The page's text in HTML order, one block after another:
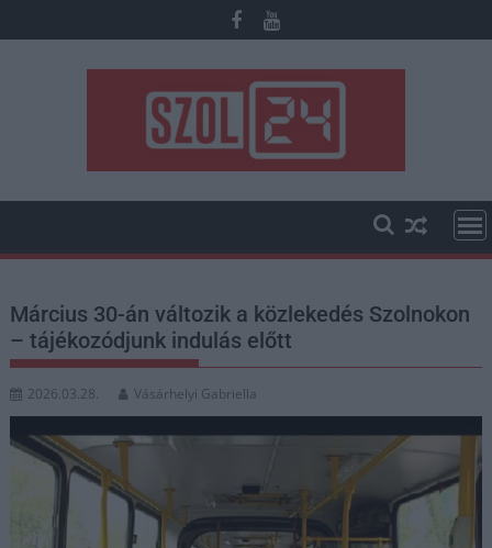
to
Március 30-án változik a közlekedés Szolnokon
– tájékozódjunk indulás előtt
2026.03.28. Vásárhelyi Gabriella